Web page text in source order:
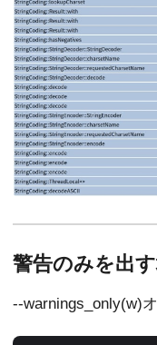
警告のみを出
--warnings_only(w)